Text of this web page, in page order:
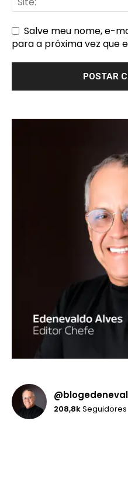
Salve meu nome, e-
para a próxima vez que
208,8kSeguidores